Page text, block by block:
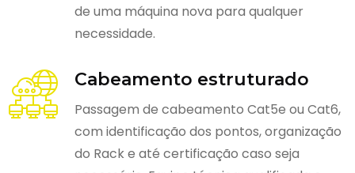
de uma máquina nova para qualquer
necessidade.
Cabeamento estruturado
Passagem de cabeamento Cat5e ou Cat6,
com identificação dos pontos, organização
do Rack e até certificação caso seja